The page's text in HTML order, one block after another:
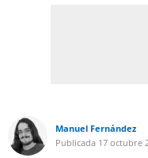
Manuel Fernández
Publicada 17 octubre